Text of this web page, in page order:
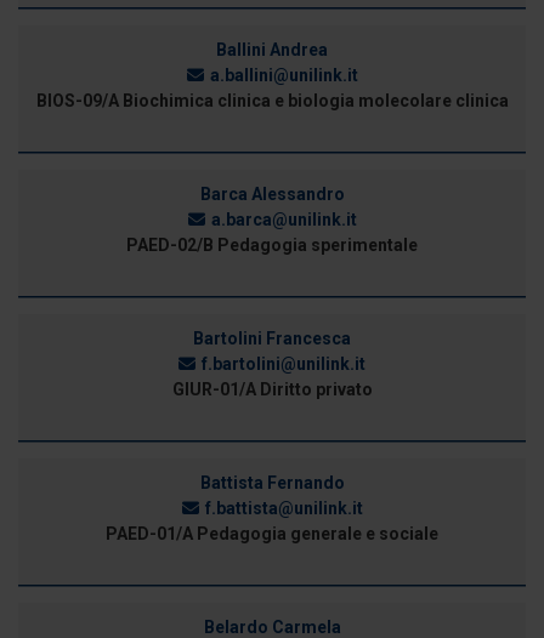
Ballini Andrea
a.ballini@unilink.it
BIOS-09/A Biochimica clinica e biologia molecolare clinica
Barca Alessandro
a.barca@unilink.it
PAED-02/B Pedagogia sperimentale
Bartolini Francesca
f.bartolini@unilink.it
GIUR-01/A Diritto privato
Battista Fernando
f.battista@unilink.it
PAED-01/A Pedagogia generale e sociale
Belardo Carmela